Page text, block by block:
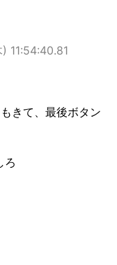
11:54:40.81
きて、最後ボタン
ろ